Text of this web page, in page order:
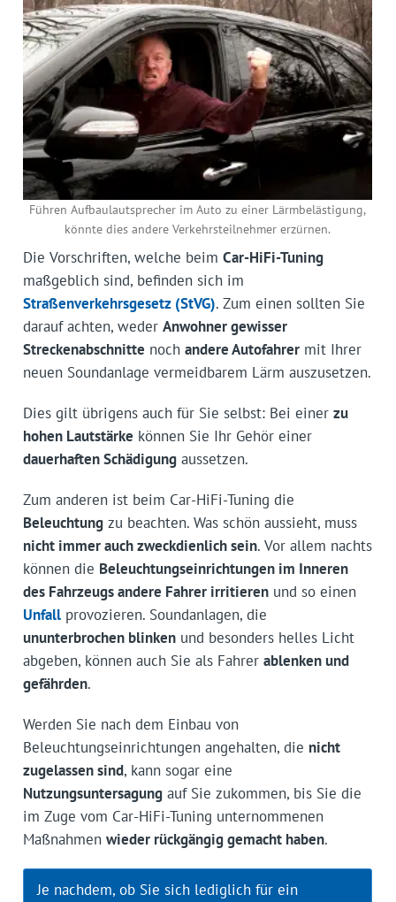
Führen Aufbaulautsprecher im Auto zu einer Lärmbelästigung,
könnte dies andere Verkehrsteilnehmer erzürnen.
Die Vorschriften, welche beim Car-HiFi-Tuning
maßgeblich sind, befinden sich im
Straßenverkehrsgesetz (StVG). Zum einen sollten Sie
darauf achten, weder Anwohner gewisser
Streckenabschnitte noch andere Autofahrermit Ihrer
neuen Soundanlage vermeidbarem Lärm auszusetzen.
Dies gilt übrigens auch für Sie selbst: Bei einer zu
hohen Lautstärke können Sie Ihr Gehör einer
dauerhaften Schädigungaussetzen.
Zum anderen ist beim Car-HiFi-Tuning die
Beleuchtungzu beachten. Was schön aussieht, muss
nicht immer auch zweckdienlich sein. Vor allem nachts
können die Beleuchtungseinrichtungen im Inneren
des Fahrzeugs andere Fahrer irritierenund so einen
Unfallprovozieren. Soundanlagen, die
ununterbrochen blinkenund besonders helles Licht
abgeben, können auch Sie als Fahrer ablenken und
gefährden.
Werden Sie nach dem Einbau von
Beleuchtungseinrichtungen angehalten, die nicht
zugelassen sind, kann sogar eine
Nutzungsuntersagungauf Sie zukommen, bis Sie die
im Zuge vom Car-HiFi-Tuning unternommenen
Maßnahmen wieder rückgängig gemacht haben.
Je nachdem, ob Sie sich lediglich für ein